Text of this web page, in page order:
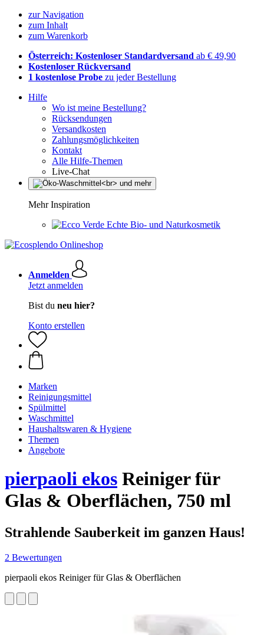
zur Navigation
zum Inhalt
zum Warenkorb
Österreich: Kostenloser Standardversand ab € 49,90
Kostenloser Rückversand
1 kostenlose Probe zu jeder Bestellung
Hilfe
Wo ist meine Bestellung?
Rücksendungen
Versandkosten
Zahlungsmöglichkeiten
Kontakt
Alle Hilfe-Themen
Live-Chat
Mehr Inspiration
Echte Bio- und Naturkosmetik
Anmelden
Jetzt anmelden
Bist du neu hier?
Konto erstellen
Marken
Reinigungsmittel
Spülmittel
Waschmittel
Haushaltswaren & Hygiene
Themen
Angebote
pierpaoli ekos Reiniger für
Glas & Oberflächen, 750 ml
Strahlende Sauberkeit im ganzen Haus!
2 Bewertungen
pierpaoli ekos Reiniger für Glas & Oberflächen